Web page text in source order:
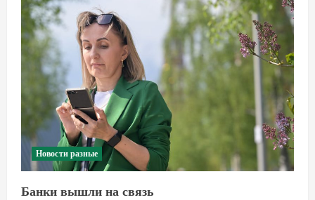
Новости разные
Банки вышли на связь